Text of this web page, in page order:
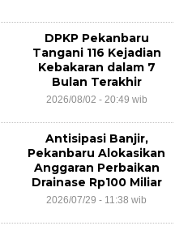
DPKP Pekanbaru
Tangani 116 Kejadian
Kebakaran dalam 7
Bulan Terakhir
2026/08/02 - 20:49 wib
Antisipasi Banjir,
Pekanbaru Alokasikan
Anggaran Perbaikan
Drainase Rp100 Miliar
2026/07/29 - 11:38 wib